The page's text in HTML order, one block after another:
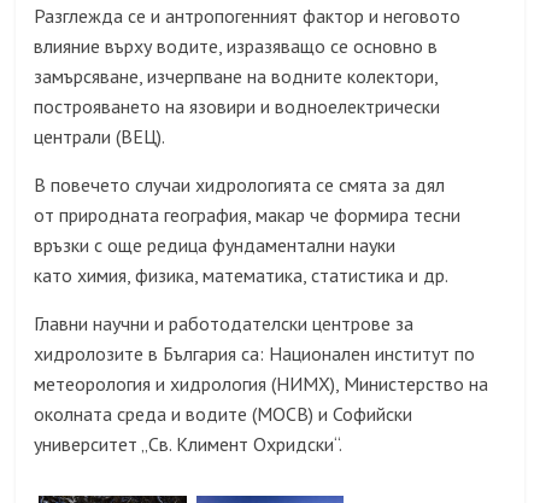
Разглежда се и антропогенният фактор и неговото
влияние върху водите, изразяващо се основно в
замърсяване, изчерпване на водните колектори,
построяването на язовири и водноелектрически
централи (ВЕЦ).
В повечето случаи хидрологията се смята за дял
от природната география, макар че формира тесни
връзки с още редица фундаментални науки
като химия, физика, математика, статистика и др.
Главни научни и работодателски центрове за
хидролозите в България са: Национален институт по
метеорология и хидрология (НИМХ), Министерство на
околната среда и водите (МОСВ) и Софийски
университет „Св. Климент Охридски“.